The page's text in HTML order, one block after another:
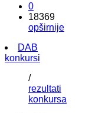
0
18369
opširnije
DAB
konkursi
/
rezultati
konkursa